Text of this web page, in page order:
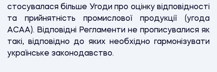
стосувалася більше Угоди про оцінку відповідності
та прийнятність промислової продукції (угода
АСАА). Відповідні Регламенти не прописувалися як
такі, відповідно до яких необхідно гармонізувати
українське законодавство.